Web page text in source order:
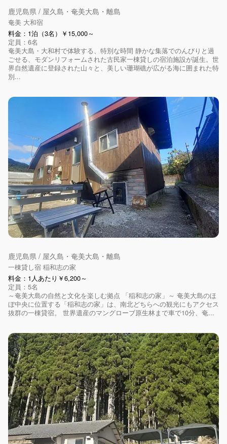
鹿児島県 / 屋久島・奄美大島・離島
奄美 大和宿
料金：1泊（3名）￥15,000～
定員：6名
奄美大島・大和村で体験する、特別な時間 静かな集落でのんびりと過
ごせる、モダンリフォームされた古民家一棟貸しの宿泊施設が誕生。世
界自然遺産に登録された山々と、美しい珊瑚礁が広がる海に囲まれた特
別...
鹿児島県 / 屋久島・奄美大島・離島
一棟貸し宿 稲和志の家
料金：1人あたり￥6,200～
定員：5名
～奄美大島の自然と文化を楽しむ拠点 「稲和志の家」～ 奄美大島のほ
ぼ中央に位置する「稲和志の家」は、南北どちらへの観光にもアクセス
抜群の一棟貸宿。 世界遺産のマングローブ原生林まで車で10分、奄...